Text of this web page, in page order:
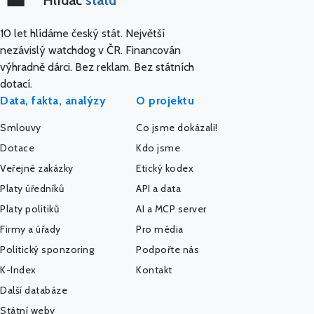
10 let hlídáme český stát. Největší
nezávislý watchdog v ČR. Financován
výhradně dárci. Bez reklam. Bez státních
dotací.
Data, fakta, analýzy
Smlouvy
Dotace
Veřejné zakázky
Platy úředníků
Platy politiků
Firmy a úřady
Politický sponzoring
K-Index
Další databáze
Státní weby
O projektu
Co jsme dokázali!
Kdo jsme
Etický kodex
API a data
AI a MCP server
Pro média
Podpořte nás
Kontakt